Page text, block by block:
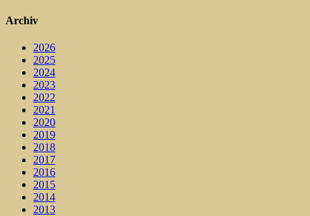
Archiv
2026
2025
2024
2023
2022
2021
2020
2019
2018
2017
2016
2015
2014
2013